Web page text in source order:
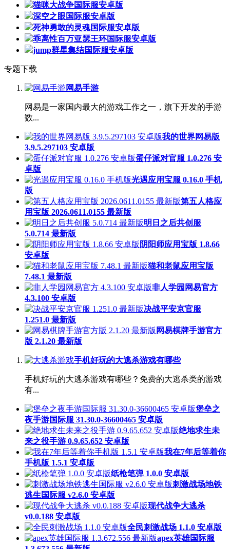
猫咪大战争国际服安卓版
深空之眼国际服安卓版
死神勇敢的灵魂国际服安卓版
乖离性百万亚瑟王环国际服安卓版
jump群星集结国际服安卓版
专题下载
网易手游
网易是一家国内最大的游戏工作之一，旗下开发的手游
数...
我的世界网易版
3.9.5.297103 安卓版
蛋仔派对官服 1.0.276 安
卓版
光遇应用宝服 0.16.0 手机
版
第五人格应
用宝版 2026.0611.0155 最新版
明日之后共创服
5.0.714 最新版
阴阳师应用宝版 1.8.66
安卓版
猫和老鼠应用宝版
7.48.1 最新版
非人学园网易官方
4.3.100 安卓版
决战平安京官服
1.251.0 最新版
网易棋牌手游官方
版 2.1.20 最新版
手机好玩的大逃杀游戏有哪些
手机好玩的大逃杀游戏有哪些？免费的大逃杀类的游戏
有...
堡垒之
夜手游国际服 31.30.0-36600465 安卓版
绝地求生未
来之役手游 0.9.65.652 安卓版
我在7年后等着你
手机版 1.5.1 安卓版
纸枪笔弹 1.0.0 安卓版
刺激战场地铁
逃生国际服 v2.6.0 安卓版
现代战争大逃杀
v0.0.188 安卓版
全民刺激战场 1.1.0 安卓版
apex英雄国际服